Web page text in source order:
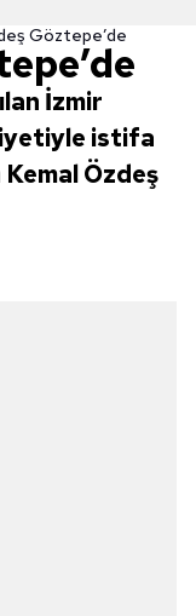
Göztepe’de
İzmir
istifa
Özdeş